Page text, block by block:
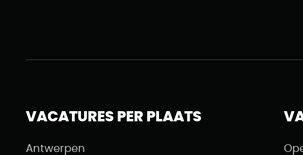
VACATURES PER PLAATS
Antwerpen